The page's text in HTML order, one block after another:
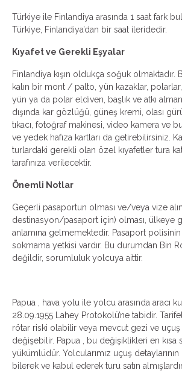
Türkiye ile Finlandiya arasında 1 saat fark
Türkiye, Finlandiya’dan bir saat ileridedir.
Kıyafet ve Gerekli Eşyalar
Finlandiya kışın oldukça soğuk olmaktadır.
kalın bir mont / palto, yün kazaklar,
yün ya da polar eldiven, başlık ve atkı
dışında kar gözlüğü, güneş kremi, olası
tıkacı, fotoğraf makinesi, video kamera ve
ve yedek hafıza kartları da getirebilirsiniz.
turlardaki gerekli olan özel kıyafetler tura
tarafınıza verilecektir.
Önemli Notlar
Geçerli pasaportun olması ve/veya vize
destinasyon/pasaport için) olması, ülkeye
anlamına gelmemektedir. Pasaport
sokmama yetkisi vardır. Bu durumdan Bin
değildir, sorumluluk yolcuya aittir.
Papua , hava yolu ile yolcu arasında aracı
28.09.1955 Lahey Protokolü’ne tabidir.
rötar riski olabilir veya mevcut gezi ve
değişebilir. Papua , bu değişiklikleri en
yükümlüdür. Yolcularımız uçuş
bilerek ve kabul ederek turu satın